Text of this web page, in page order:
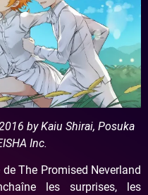
by Kaiu Shirai, Posuka
Inc.
The Promised Neverland
les surprises, les